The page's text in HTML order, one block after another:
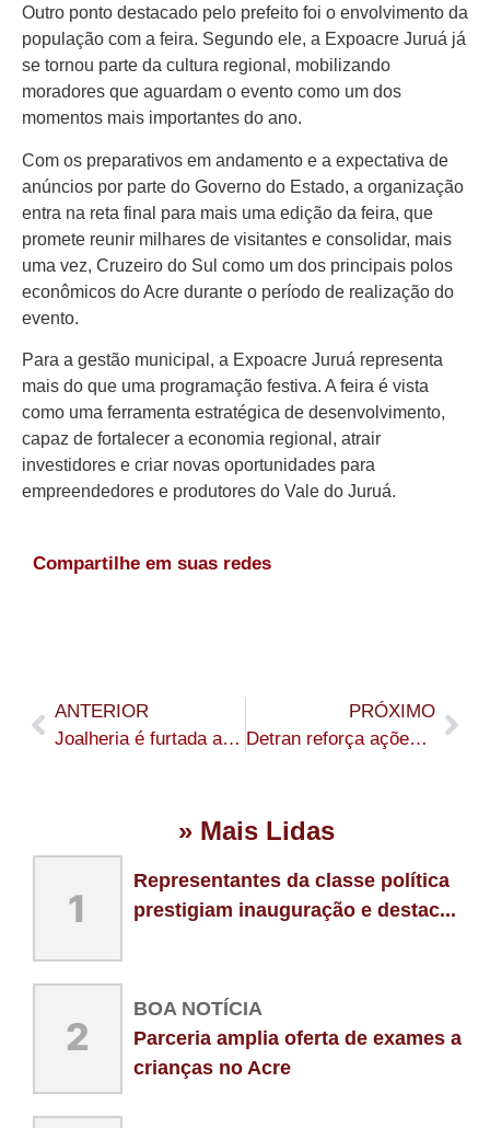
Outro ponto destacado pelo prefeito foi o envolvimento da
população com a feira. Segundo ele, a Expoacre Juruá já
se tornou parte da cultura regional, mobilizando
moradores que aguardam o evento como um dos
momentos mais importantes do ano.
Com os preparativos em andamento e a expectativa de
anúncios por parte do Governo do Estado, a organização
entra na reta final para mais uma edição da feira, que
promete reunir milhares de visitantes e consolidar, mais
uma vez, Cruzeiro do Sul como um dos principais polos
econômicos do Acre durante o período de realização do
evento.
Para a gestão municipal, a Expoacre Juruá representa
mais do que uma programação festiva. A feira é vista
como uma ferramenta estratégica de desenvolvimento,
capaz de fortalecer a economia regional, atrair
investidores e criar novas oportunidades para
empreendedores e produtores do Vale do Juruá.
Compartilhe em suas redes
ANTERIOR
Joalheria é furtada após vigilante ser rendido e criminosos abrirem buraco em parede no Centro de Rio Branco
PRÓXIMO
Detran reforça ações de fiscalização e educação no trânsito para a Expoacre Juruá 2026
» Mais Lidas
1
Representantes da classe política
prestigiam inauguração e destac...
2
BOA NOTÍCIA
Parceria amplia oferta de exames a
crianças no Acre